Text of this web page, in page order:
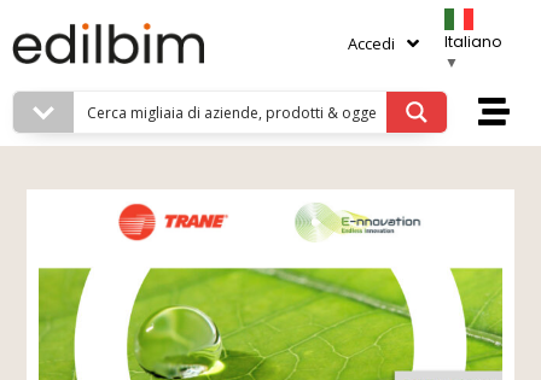
Accedi
Italiano
▼